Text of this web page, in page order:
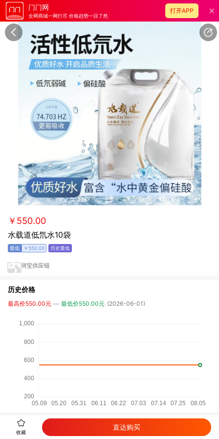
门门网
全网商城一网打尽 价格趋势一目了然
打开APP
￥550.00
水载道低氘水10袋
￥550.00
润玺供应链
历史价格
最高价550.00元 最低价550.00元 (2026-06-01)
相关商品
收藏
直达购买